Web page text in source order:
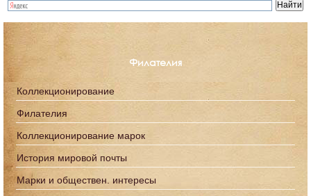
Филателия
Коллекционирование
Филателия
Коллекционирование марок
История мировой почты
Марки и обществен. интересы